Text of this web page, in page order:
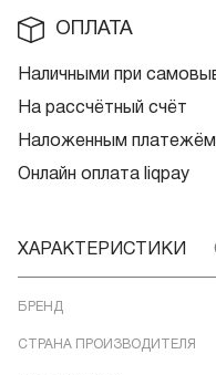
ОПЛАТА
Наличными при
На рассчётный счёт
Наложенным
Онлайн оплата liqpay
ХАРАКТЕРИСТИКИ
БРЕНД
СТРАНА ПРОИЗВОДИТЕЛЯ